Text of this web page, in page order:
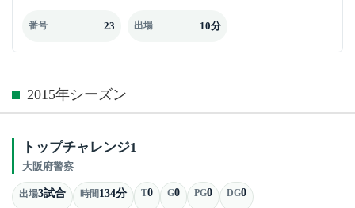
番号 23 出場 10分
2015年シーズン
トップチャレンジ1
大阪府警察
出場3試合 時間134分 T0 G0 PG0 DG0